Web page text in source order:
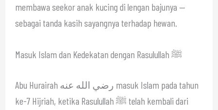
membawa seekor anak kucing di lengan bajunya —
sebagai tanda kasih sayangnya terhadap hewan.
Masuk Islam dan Kedekatan dengan Rasulullah ﷺ
Abu Hurairah رضي الله عنه masuk Islam pada tahun
ke-7 Hijriah, ketika Rasulullah ﷺ telah kembali dari